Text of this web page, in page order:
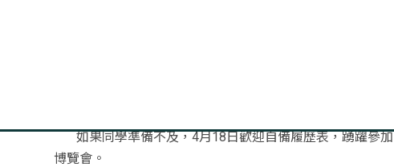
如果同學準備不及，4月18日歡迎自備履歷表，踴躍參加
博覽會。